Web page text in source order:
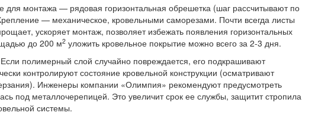
монтажа — рядовая горизонтальная обрешетка (шаг рассчитывают по
— механическое, кровельными саморезами. Почти всегда листы
ускоряет монтаж, позволяет избежать появления горизонтальных
до 200 м2 уложить кровельное покрытие можно всего за 2-3 дня.
полимерный слой случайно повреждается, его подкрашивают
контролируют состояние кровельной конструкции (осматривают
Инженеры компании «Олимпия» рекомендуют предусмотреть
под металлочерепицей. Это увеличит срок ее службы, защитит стропила
системы.